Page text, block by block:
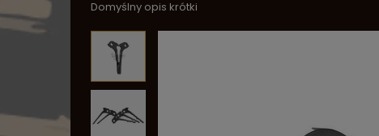
Domyślny opis krótki